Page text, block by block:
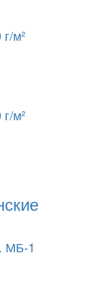
м²
м²
МБ-1